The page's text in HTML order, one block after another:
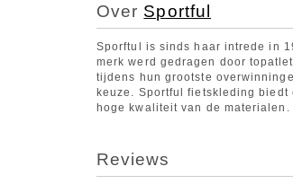
Over Sportful
Sporftul is sinds haar intrede in
merk werd gedragen door
tijdens hun grootste
keuze. Sportful fietskleding
hoge kwaliteit van de
Reviews